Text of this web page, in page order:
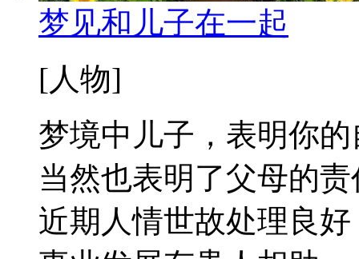
梦见和儿子在一起
[人物]
梦境中儿子，表明你
当然也表明了父母的
近期人情世故处理良